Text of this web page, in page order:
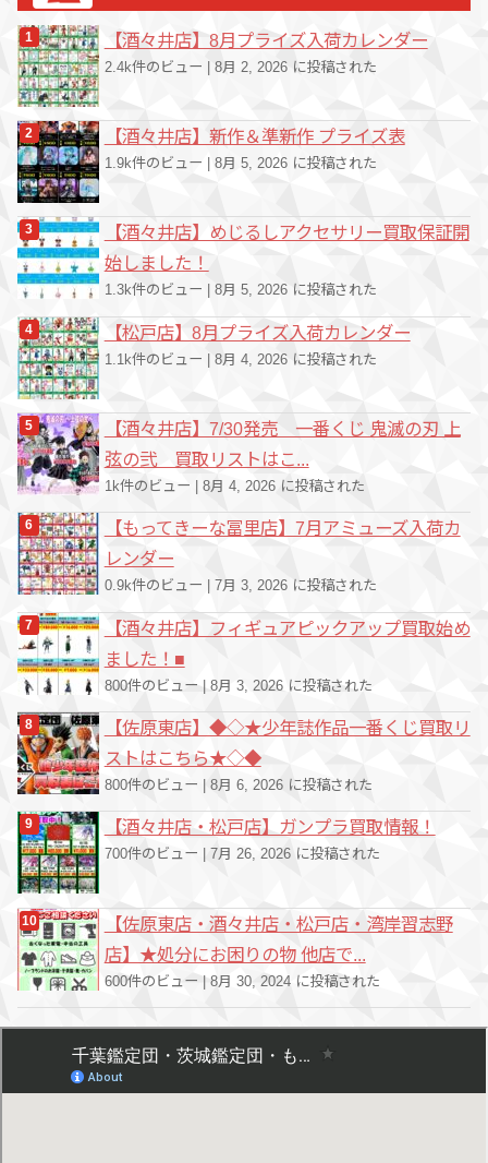
【酒々井店】8月プライズ入荷カレンダー
2.4k件のビュー | 8月 2, 2026 に投稿された
【酒々井店】新作＆準新作 プライズ表
1.9k件のビュー 8月 5, 2026 に投稿された
【酒々井店】めじるしアクセサリー買取保証開
始しました！
1.3k件のビュー 8月 5, 2026 に投稿された
【松戸店】8月プライズ入荷カレンダー
1.1k件のビュー | 8月 4, 2026 に投稿された
【酒々井店】7/30発売 一番くじ 鬼滅の刃 上
弦の弐 買取リストはこ...
1k件のビュー 8月 4, 2026 に投稿された
【もってきーな冨里店】7月アミューズ入荷カ
レンダー
0.9k件のビュー 7月 3, 2026 に投稿された
【酒々井店】フィギュアピックアップ買取始め
ました！■
800件のビュー | 8月 3, 2026 に投稿された
【佐原東店】◆◇★少年誌作品一番くじ買取リ
ストはこちら★◇◆
800件のビュー 8月 6, 2026 に投稿された
【酒々井店・松戸店】ガンプラ買取情報！
700件のビュー 7月 26, 2026 に投稿された
【佐原東店・酒々井店・松戸店・湾岸習志野
店】★処分にお困りの物 他店で...
600件のビュー | 8月 30, 2024 に投稿された